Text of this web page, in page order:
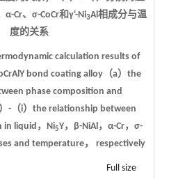
α-Cr、σ-CoCr和γ'-Ni3Al相成分与温
度的关系
calculation results of
bond coating alloy（a）the
phase composition and
-（i）the relationship between
in liquid，Ni5Y，β-NiAl，α-Cr，σ-
and temperature， respectively
Full size